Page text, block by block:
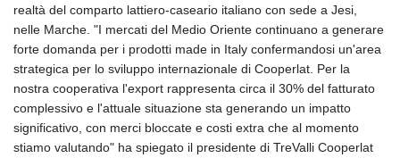
realtà del comparto lattiero-caseario italiano con sede a Jesi,
nelle Marche. "I mercati del Medio Oriente continuano a generare
forte domanda per i prodotti made in Italy confermandosi un'area
strategica per lo sviluppo internazionale di Cooperlat. Per la
nostra cooperativa l'export rappresenta circa il 30% del fatturato
complessivo e l'attuale situazione sta generando un impatto
significativo, con merci bloccate e costi extra che al momento
stiamo valutando" ha spiegato il presidente di TreValli Cooperlat